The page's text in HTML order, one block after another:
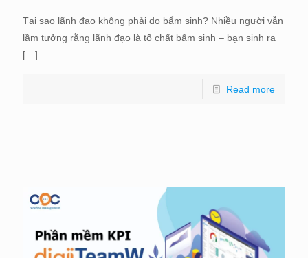
Tại sao lãnh đạo không phải do bẩm sinh? Nhiều người vẫn
lầm tưởng rằng lãnh đạo là tố chất bẩm sinh – bạn sinh ra
[…]
Read more